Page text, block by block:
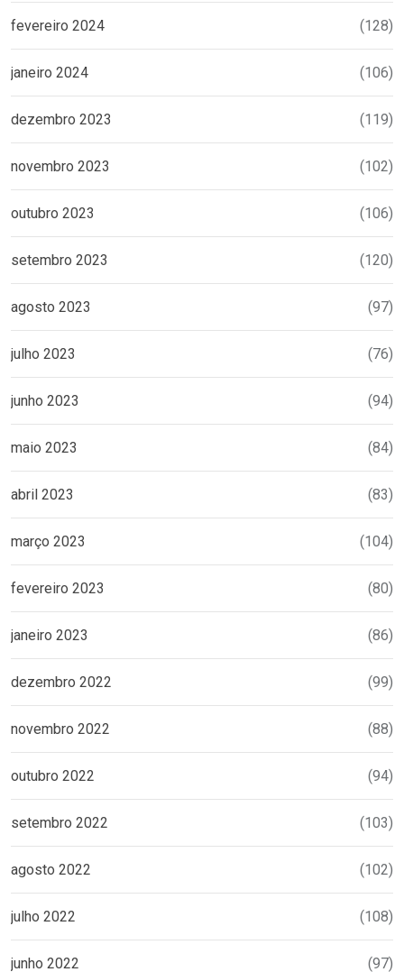
fevereiro 2024 (128)
janeiro 2024 (106)
dezembro 2023 (119)
novembro 2023 (102)
outubro 2023 (106)
setembro 2023 (120)
agosto 2023 (97)
julho 2023 (76)
junho 2023 (94)
maio 2023 (84)
abril 2023 (83)
março 2023 (104)
fevereiro 2023 (80)
janeiro 2023 (86)
dezembro 2022 (99)
novembro 2022 (88)
outubro 2022 (94)
setembro 2022 (103)
agosto 2022 (102)
julho 2022 (108)
junho 2022 (97)